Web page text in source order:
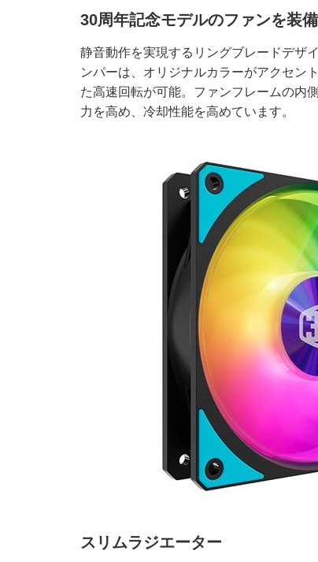
30周年記念モデルのファンを装備
静音動作を実現するリングブレードデザ
ンパーは、オリジナルカラーがアクセン
た高速回転が可能。ファンフレームの内
力を高め、冷却性能を高めています。
スリムラジエーター